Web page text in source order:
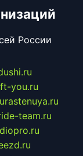
России
you.ru
rastenuya.ru
team.ru